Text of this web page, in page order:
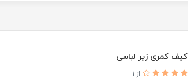
کیف کمری زیر لباسی
از 1